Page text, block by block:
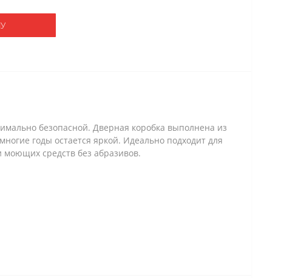
безопасной. Дверная коробка выполнена из
годы остается яркой. Идеально подходит для
моющих средств без абразивов.